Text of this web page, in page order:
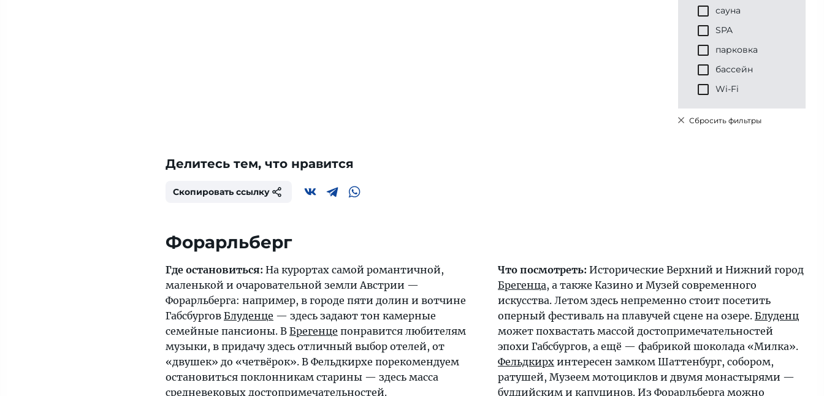
сауна
SPA
парковка
бассейн
Wi-Fi
Сбросить фильтры
Делитесь тем, что нравится
Скопировать ссылку
Форарльберг
Где остановиться: На курортах самой романтичной,
маленькой и очаровательной земли Австрии —
Форарльберга: например, в городе пяти долин и вотчине
Габсбургов Блуденце — здесь задают тон камерные
семейные пансионы. В Брегенце понравится любителям
музыки, в придачу здесь отличный выбор отелей, от
«двушек» до «четвёрок». В Фельдкирхе порекомендуем
остановиться поклонникам старины — здесь масса
средневековых достопримечательностей.
Что посмотреть: Исторические Верхний и Нижний город
Брегенца, а также Казино и Музей современного
искусства. Летом здесь непременно стоит посетить
оперный фестиваль на плавучей сцене на озере. Блуденц
может похвастать массой достопримечательностей
эпохи Габсбургов, а ещё — фабрикой шоколада «Милка».
Фельдкирх интересен замком Шаттенбург, собором,
ратушей, Музеем мотоциклов и двумя монастырями —
буддийским и капуцинов. Из Форарльберга можно